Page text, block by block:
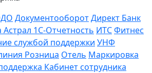
ДокументооборотДирект Банк
Астрал 1С-Отчетность ИТСФитнес
службой поддержки УНФ
Розница Отель Маркировка
Кабинет сотрудника